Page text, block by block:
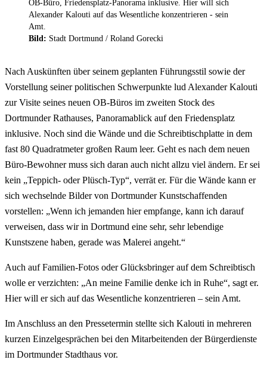
OB-Büro, Friedensplatz-Panorama inklusive. Hier will sich
Alexander Kalouti auf das Wesentliche konzentrieren - sein
Amt.
Bild: Stadt Dortmund / Roland Gorecki
Nach Auskünften über seinem geplanten Führungsstil sowie der
Vorstellung seiner politischen Schwerpunkte lud Alexander Kalouti
zur Visite seines neuen OB-Büros im zweiten Stock des
Dortmunder Rathauses, Panoramablick auf den Friedensplatz
inklusive. Noch sind die Wände und die Schreibtischplatte in dem
fast 80 Quadratmeter großen Raum leer. Geht es nach dem neuen
Büro-Bewohner muss sich daran auch nicht allzu viel ändern. Er sei
kein „Teppich- oder Plüsch-Typ“, verrät er. Für die Wände kann er
sich wechselnde Bilder von Dortmunder Kunstschaffenden
vorstellen: „Wenn ich jemanden hier empfange, kann ich darauf
verweisen, dass wir in Dortmund eine sehr, sehr lebendige
Kunstszene haben, gerade was Malerei angeht.“
Auch auf Familien-Fotos oder Glücksbringer auf dem Schreibtisch
wolle er verzichten: „An meine Familie denke ich in Ruhe“, sagt er.
Hier will er sich auf das Wesentliche konzentrieren – sein Amt.
Im Anschluss an den Pressetermin stellte sich Kalouti in mehreren
kurzen Einzelgesprächen bei den Mitarbeitenden der Bürgerdienste
im Dortmunder Stadthaus vor.